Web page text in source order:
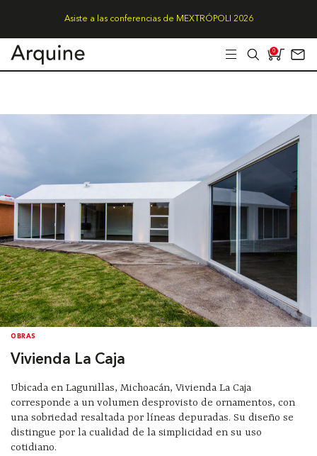
Asiste a las conferencias de MEXTRÓPOLI 2026
0
OBRAS
Vivienda La Caja
Ubicada en Lagunillas, Michoacán, Vivienda La Caja
corresponde a un volumen desprovisto de ornamentos, con
una sobriedad resaltada por líneas depuradas. Su diseño se
distingue por la cualidad de la simplicidad en su uso
cotidiano.